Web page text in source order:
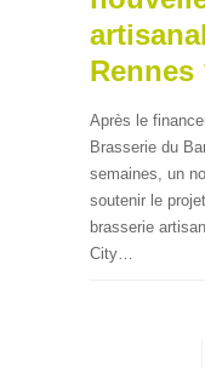
Rennes
Après le
Brasserie du
semaines, un
soutenir le
brasserie
City…